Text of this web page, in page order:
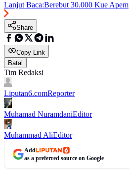
Lanjut Baca:Berebut 30.000 Kue Apem
Share
Copy Link
Batal
Tim Redaksi
Liputan6.comReporter
Muhamad NuramdaniEditor
Muhammad AliEditor
Add
as a preferred source on Google